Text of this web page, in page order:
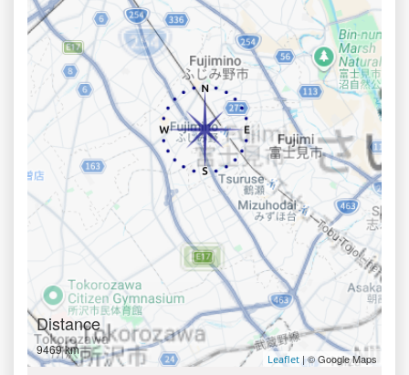
Distance
9469 km
Leaflet | © Google Maps